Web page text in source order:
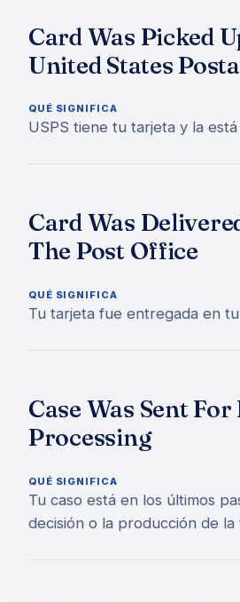
Card Was Picked
United States
QUÉ SIGNIFICA
USPS tiene tu tarjeta y la
Card Was
The Post Office
QUÉ SIGNIFICA
Tu tarjeta fue entregada en
Case Was Sent
Processing
QUÉ SIGNIFICA
Tu caso está en los últimos
decisión o la producción de la